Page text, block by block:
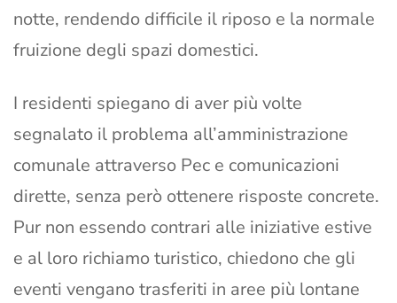
notte, rendendo difficile il riposo e la normale
fruizione degli spazi domestici.
I residenti spiegano di aver più volte
segnalato il problema all’amministrazione
comunale attraverso Pec e comunicazioni
dirette, senza però ottenere risposte concrete.
Pur non essendo contrari alle iniziative estive
e al loro richiamo turistico, chiedono che gli
eventi vengano trasferiti in aree più lontane